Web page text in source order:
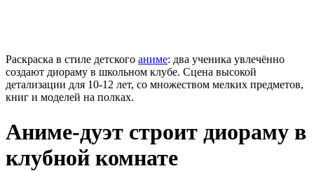
Раскраска в стиле детского аниме: два ученика увлечённо
создают диораму в школьном клубе. Сцена высокой
детализации для 10-12 лет, со множеством мелких предметов,
книг и моделей на полках.
Аниме-дуэт строит диораму в
клубной комнате